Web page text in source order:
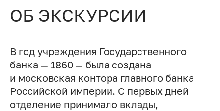
ОБ ЭКСКУРСИИ
В год учреждения Государственного
банка — 1860 — была создана
и московская контора главного банка
Российской империи. С первых дней
отделение принимало вклады,